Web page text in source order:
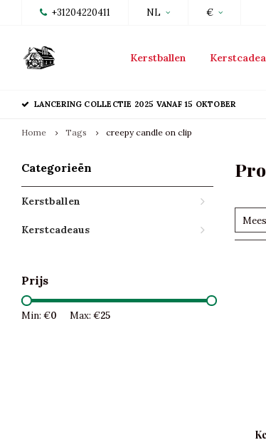
+31204220411 NL €
Kerstballen
LANCERING COLLECTIE 2025 VANAF 15 OKTOBER
Home Tags creepy candle on clip
Categorieën
Kerstballen
Kerstcadeaus
Prijs
Min: €0 Max: €25